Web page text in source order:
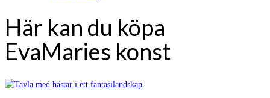
Här kan du köpa
EvaMaries konst